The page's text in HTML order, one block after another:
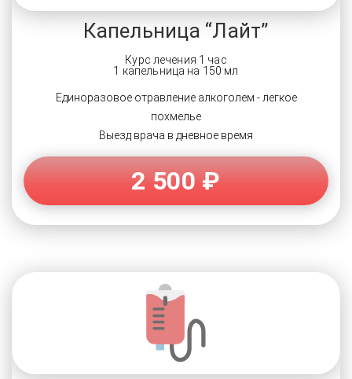
Капельница “Лайт”
Курс лечения 1 час
1 капельница на 150 мл
Единоразовое отравление алкоголем - легкое
похмелье
Выезд врача в дневное время
2 500 ₽